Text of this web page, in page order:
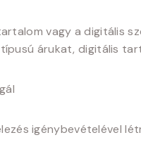
vagy a digitális
árukat, digitális
igénybevételével